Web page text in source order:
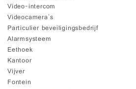
Video-intercom
Videocamera's
Particulier beveiligingsbedrijf
Alarmsysteem
Eethoek
Kantoor
Vijver
Fontein